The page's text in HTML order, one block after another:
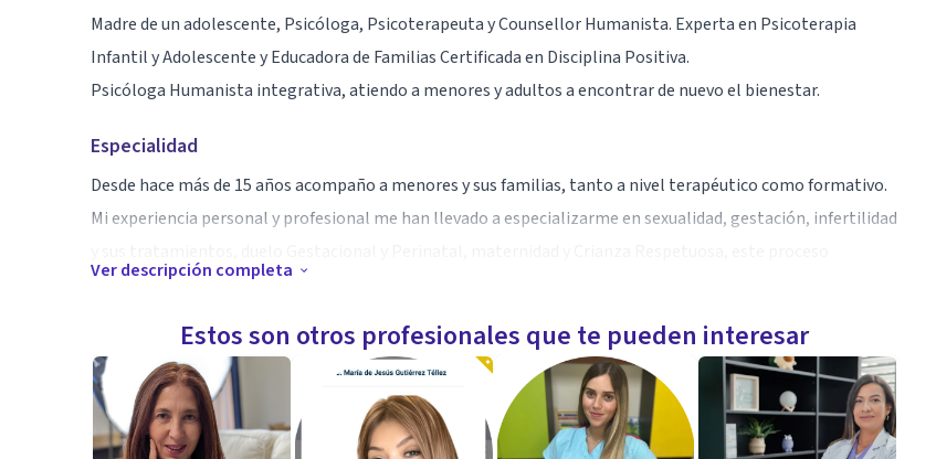
Madre de un adolescente, Psicóloga, Psicoterapeuta y Counsellor Humanista. Experta en Psicoterapia
Infantil y Adolescente y Educadora de Familias Certificada en Disciplina Positiva.
Psicóloga Humanista integrativa, atiendo a menores y adultos a encontrar de nuevo el bienestar.
Especialidad
Desde hace más de 15 años acompaño a menores y sus familias, tanto a nivel terapéutico como formativo.
Mi experiencia personal y profesional me han llevado a especializarme en sexualidad, gestación, infertilidad
personal y profesional me llevó a certificarme como educadora en Disciplina Positiva.
Estoy en continua formación para acompañar tanto a adultos/as como a familias y sus hijos/as, por ello,
añadí a mi formación la Terapia EMDR y Mindfulness, ya que creo en la capacidad de sanación del ser
humano, en su resiliencia y en restablecer su equilibrio y bienestar a través del vínculo terapéutico y el
Ver descripción completa
Estos son otros profesionales que te pueden interesar